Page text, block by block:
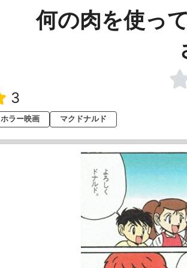
何の肉を使っ
3
ホラー映画 マクドナルド